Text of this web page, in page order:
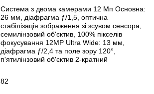
Система з двома камерами 12 Мп Основна:
26 мм, діафрагма ƒ/1,5, оптична
стабілізація зображення зі зсувом сенсора,
семилінзовий об'єктив, 100% пікселів
фокусування 12MP Ultra Wide: 13 мм,
діафрагма ƒ/2,4 та поле зору 120°,
п'ятилінзовий об'єктив 2-кратний
82